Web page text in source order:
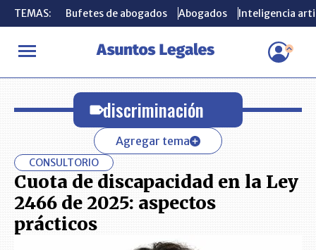
TEMAS: Bufetes de abogados Abogados Inteligencia
INICIO discriminación
TEMAS: Bufetes de abogados Abogados Inteligencia
discriminación
Agregar tema
CONSULTORIO
Cuota de discapacidad en la Ley
2466 de 2025: aspectos
prácticos